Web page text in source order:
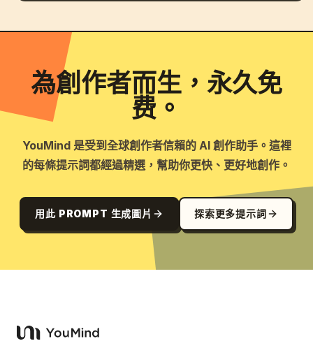
為創作者而生，永久免
费。
YouMind 是受到全球創作者信賴的 AI 創作助手。這裡
的每條提示詞都經過精選，幫助你更快、更好地創作。
用此 PROMPT 生成圖片 探索更多提示詞